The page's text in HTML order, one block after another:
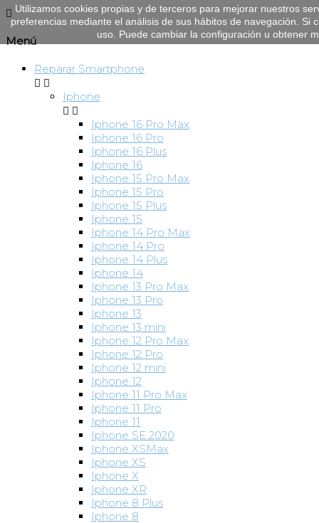

Menú
Reparar Smartphone
 
Iphone
 
Iphone 16 Pro Max
Iphone 16 Pro
Iphone 16 Plus
Iphone 16
Iphone 15 Pro Max
Iphone 15 Pro
Iphone 15 Plus
Iphone 15
Iphone 14 Pro Max
Iphone 14 Pro
Iphone 14 Plus
Iphone 14
Iphone 13 Pro Max
Iphone 13 Pro
Iphone 13
Iphone 13 mini
Iphone 12 Pro Max
Iphone 12 Pro
Iphone 12 mini
Iphone 12
Iphone 11 Pro Max
Iphone 11 Pro
Iphone 11
Iphone SE 2020
Iphone XSMax
Iphone XS
Iphone X
Iphone XR
Iphone 8 Plus
Iphone 8
Utilizamos cookies propias y de terceros para mejorar nuestros
preferencias mediante el análisis de sus hábitos de navegación. Si
uso. Puede cambiar la configuración u obtener